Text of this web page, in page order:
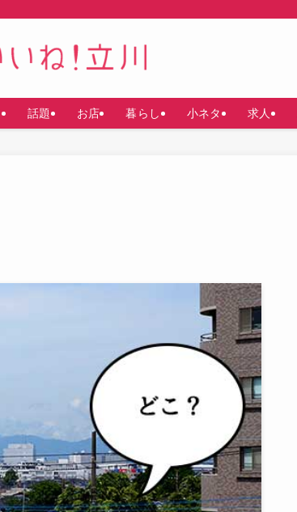
話題 お店 暮らし 小ネタ 求人